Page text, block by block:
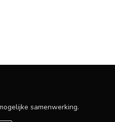
samenwerking.